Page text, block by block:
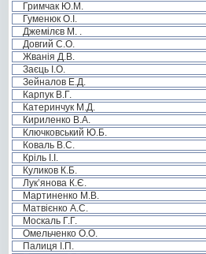
Гримчак Ю.М.
Гуменюк О.І.
Джемілєв М. .
Довгий С.О.
Жванія Д.В.
Заєць І.О.
Зейналов Е.Д.
Карпук В.Г.
Катеринчук М.Д.
Кириленко В.А.
Ключковський Ю.Б.
Коваль В.С.
Кріль І.І.
Куликов К.Б.
Лук’янова К.Є.
Мартиненко М.В.
Матвієнко А.С.
Москаль Г.Г.
Омельченко О.О.
Палиця І.П.